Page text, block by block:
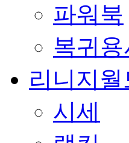
파워북
복귀
리니지월
시세